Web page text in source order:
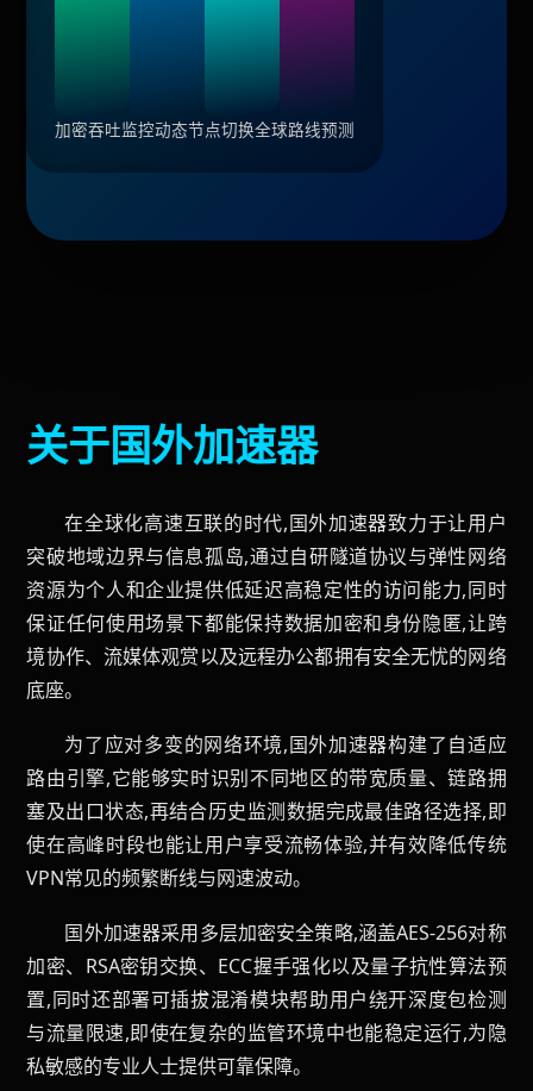
加密吞吐监控动态节点切换全球路线预测
关于国外加速器
在全球化高速互联的时代,国外加速器致力于让用户
突破地域边界与信息孤岛,通过自研隧道协议与弹性网络
资源为个人和企业提供低延迟高稳定性的访问能力,同时
保证任何使用场景下都能保持数据加密和身份隐匿,让跨
境协作、流媒体观赏以及远程办公都拥有安全无忧的网络
底座。
为了应对多变的网络环境,国外加速器构建了自适应
路由引擎,它能够实时识别不同地区的带宽质量、链路拥
塞及出口状态,再结合历史监测数据完成最佳路径选择,即
使在高峰时段也能让用户享受流畅体验,并有效降低传统
VPN常见的频繁断线与网速波动。
国外加速器采用多层加密安全策略,涵盖AES-256对称
加密、RSA密钥交换、ECC握手强化以及量子抗性算法预
置,同时还部署可插拔混淆模块帮助用户绕开深度包检测
与流量限速,即使在复杂的监管环境中也能稳定运行,为隐
私敏感的专业人士提供可靠保障。